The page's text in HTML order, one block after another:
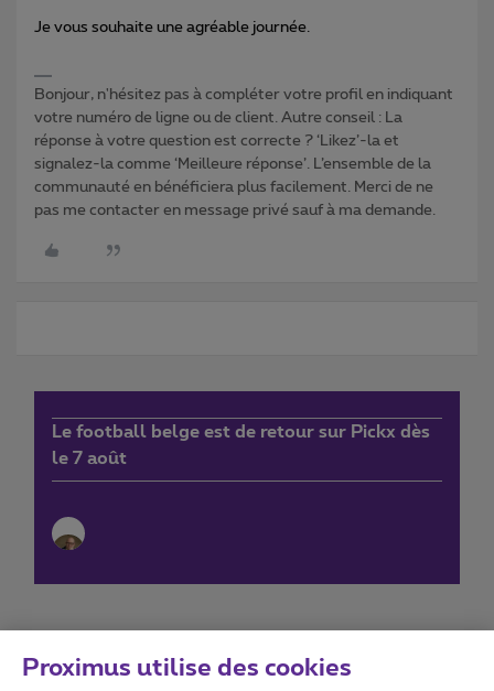
Je vous souhaite une agréable journée.
Bonjour, n'hésitez pas à compléter votre profil en indiquant
votre numéro de ligne ou de client. Autre conseil : La
réponse à votre question est correcte ? ‘Likez’-la et
signalez-la comme ‘Meilleure réponse’. L’ensemble de la
communauté en bénéficiera plus facilement. Merci de ne
pas me contacter en message privé sauf à ma demande.
Le football belge est de retour sur Pickx dès
le 7 août
Proximus utilise des cookies